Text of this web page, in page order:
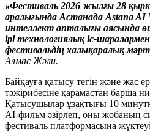
«Фестиваль 2026 жылғы 28
аралығында Астанада Astana AI
интеллект апталығы аясында
ірі технологиялық іс-
фестивальдің халықаралық
Алмас Жəли.
Байқауға қатысу тегін жəне жас
тəжірибесіне қарамастан барша
Қатысушылар ұзақтығы 10
AI-фильм əзірлеп, оны жобаның
фестиваль платформасына